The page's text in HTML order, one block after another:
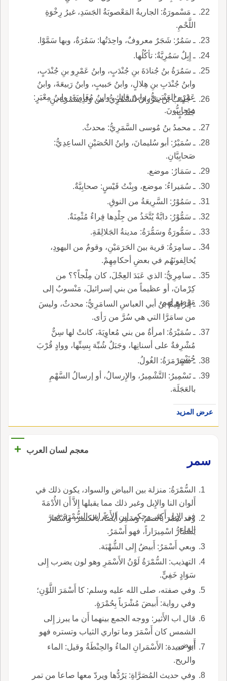
ـ مَسْمورَةُ: الجاريةُ المَعْصوبَةُ الجَسَدِ، غيرُ رِخْوَةِ
اللَّحْمِ.
ـ سَمُرُ: شَجَرٌ معروفٌ، واحِدَتُها: سَمُرَةٌ، وبها سَمَّوْا.
ـ إِبِلٌ سَمُرِيَّةٌ: تأكُلُها.
ـ سَمُرَةُ بنُ جُنادَةَ بنِ جُنْدَبٍ، وابنُ عَمْرِو بنِ جُنْدَبٍ،
وابنُ جُنْدَبِ بنِ هِلالٍ، وابنُ حَبيبٍ، وابنُ رَبيعَةَ، وابنُ
عَمْرٍو العَنْبَرِيُّ، وابنُ فاتِكٍ، وابنُ مُعاوِيَةَ، وابنُ مِعْيَرٍ:
صحابيُّونَ.
ـ جُنْدَبُ بنُ مَرْوانَ السَّمُرِيُّ: من وَلَدِ سَمُرَةَ بنِ
جُنْدَبٍ.
ـ محمدُ بنُ مُوسى السَّمَرِيُّ: محدثٌ.
ـ سُمَيْرُ: أبو سُليمانَ، وابنُ الحُصَيْنِ الساعِدِيُّ:
صَحابِيَّانِ.
ـ سَمَارُ: موضع.
ـ سُمَيراءُ: موضع، وبِنْتُ قَيْسٍ: صحابِيَّةٌ.
ـ سَمُوْرُ: السَّرِيعَةُ من النوقِ.
ـ سَمُّوْرُ: دابَّةٌ يُتَّخَذُ من جِلْدِها فِراءٌ مُثْمِنَةٌ.
ـ سَمُّورَةُ وسَمُّرَةُ: مدينةُ الجَلالِقَةِ.
ـ سامِرَةُ: قرية بينَ الحَرَمَيْنِ، وقومٌ من اليهودِ،
يُخالِفونَهُم في بعضِ أحكامِهِمْ.
ـ سامِرِيُّ: الذي عَبَدَ العِجْلَ، كان مِلْجاً؟؟ من
كِرْمانَ، أو عظيماً من بني إسرائيلَ، مَنْسوبٌ إلى
مَوْضِعٍ لهم.
ـ إبراهيمُ بنُ أبي العباسِ السامَرِيُّ: محدثٌ، وليسَ
من سامَرَّا التي هي سُرَّ من رَأى.
ـ سُمَيْرَةُ: امرأةٌ من بني مُعاوِيَةَ، كانتْ لها سِنٌّ
مُشْرِفةٌ على أسنانِها، وجَبَلٌ شُبِّهَ بِسِنِّها، ووادٍ قُرْبَ
حُنَيْنٍ.
ـ سَمَرْمَرَةُ: الغُولُ.
ـ تَسْمِيرُ: التَّشْمِيرُ، والإِرسالُ، أو إرسالُ السَّهْمِ
بالعَجَلَة.
عرض المزيد
معجم لسان العرب
+
سمر
السُّمْرَةُ: منزلة بين البياض والسواد، يكون ذلك في
أَلوان النا والإِبل وغير ذلك مما يقبلها إِلاَّ أَن الأُدْمَةَ
في الإِبل أَكثر وحكى ابن الأَعرابي السُّمْرَةَ في
الماء.
وقد سَمُرَ بالضم، وسَمِر أَيضاً، بالكسر، واسْمَارَّ
يَسْمَارُّ اسْمِيرَاراً، فهو أَسْمَرُ.
وبعي أَسْمَرُ: أَبيضُ إِلى الشُّهْبَة.
التهذيب: السُّمْرَةُ لَوْنُ الأَسْمَرِ وهو لون يضرب إِلى
سَوَادٍ خَفِيٍّ.
وفي صفته، صلى الله عليه وسلم: كا أَسْمَرَ اللَّوْنِ؛
وفي رواية: أَبيضَ مُشْرَباً بِحُمْرَةٍ.
قال اب الأَثير: ووجه الجمع بينهما أَن ما يبرز إِلى
الشمس كان أَسْمَرَ وما تواري الثياب وتستره فهو
أَبيض.
أَبو عبيدة: الأَسْمَرانِ الماءُ والحِنْطَةُ وقيل: الماء
والريح.
وفي حديث المُصَرَّاةِ: يَرُدُّها ويردّ معها صاعا من تمر